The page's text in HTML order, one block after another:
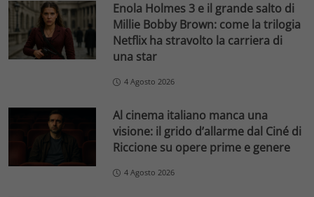
Enola Holmes 3 e il grande salto di
Millie Bobby Brown: come la trilogia
Netflix ha stravolto la carriera di
una star
4 Agosto 2026
Al cinema italiano manca una
visione: il grido d’allarme dal Ciné di
Riccione su opere prime e genere
4 Agosto 2026